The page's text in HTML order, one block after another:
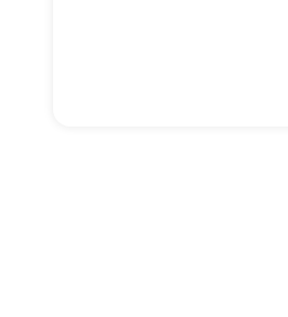
Nous respectons vos
réglementation en
En application de